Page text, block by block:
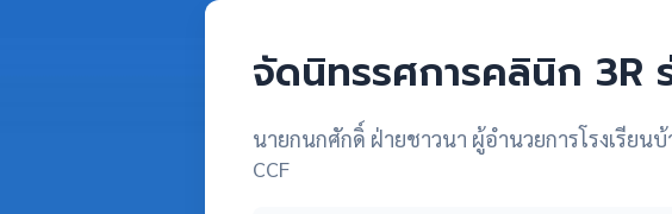
จัดนิทรรศการคลินิก 3R
นายกนกศักดิ์ ฝ่ายชาวนา ผู้อำนวยการโรงเรียน
CCF